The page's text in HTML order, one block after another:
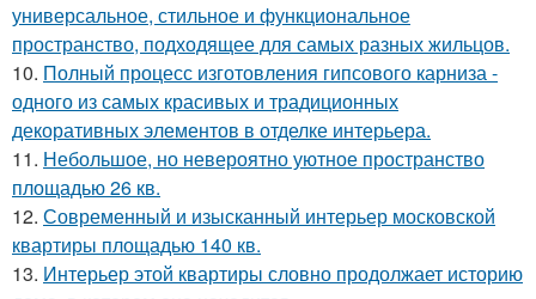
универсальное, стильное и функциональное
пространство, подходящее для самых разных жильцов.
10. Полный процесс изготовления гипсового карниза -
одного из самых красивых и традиционных
декоративных элементов в отделке интерьера.
11. Небольшое, но невероятно уютное пространство
площадью 26 кв.
12. Современный и изысканный интерьер московской
квартиры площадью 140 кв.
13. Интерьер этой квартиры словно продолжает историю